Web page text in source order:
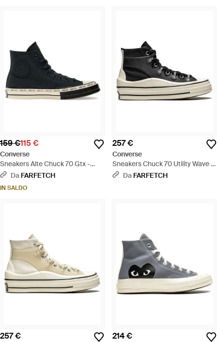
159 €115 €
Converse
Sneakers Alte Chuck 70 Gtx -
NeroDa FARFETCH
IN SALDO
257 €
Converse
Sneakers Chuck 70 Utility Wave X
Kim Jones - Nero
Da FARFETCH
257 € 214 €